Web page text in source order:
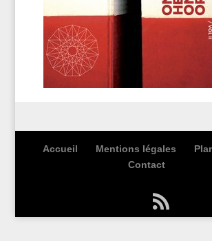
Accueil Mentions légales
Contact